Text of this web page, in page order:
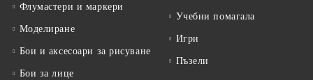
Флумастери и маркери
Моделиране
Бои и аксесоари за рисуване
Бои за лице
Учебни помагала
Игри
Пъзели